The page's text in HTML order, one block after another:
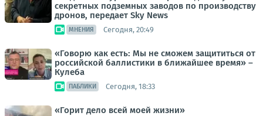
секретных подземных заводов по производству
дронов, передает Sky News
МНЕНИЯ Сегодня, 20:49
«Говорю как есть: Мы не сможем защититься от
российской баллистики в ближайшее время» –
Кулеба
ПАБЛИКИ Сегодня, 18:33
«Горит дело всей моей жизни»